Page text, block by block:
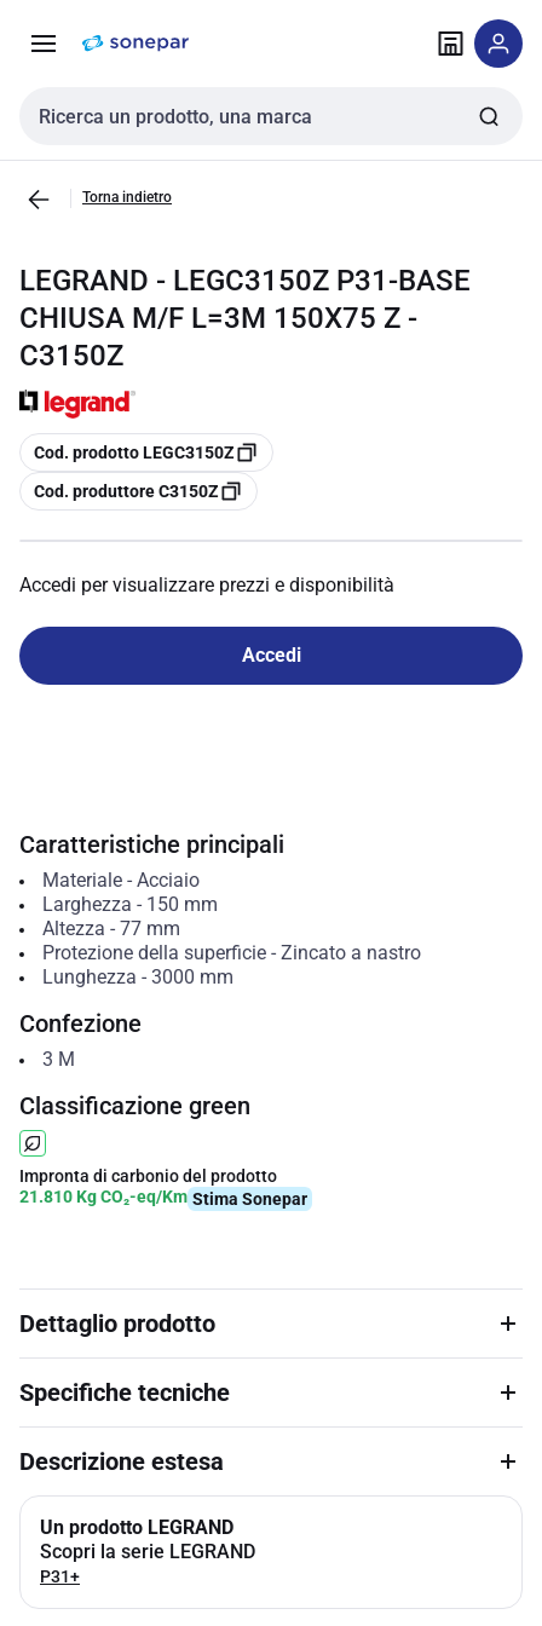
navigazione alla
Cerca input
Torna indietro
LEGRAND - LEGC3150Z P31-BASE
CHIUSA M/F L=3M 150X75 Z -
C3150Z
copia
Cod. prodotto LEGC3150Z
copia
Cod. produttore C3150Z
Accedi per visualizzare prezzi e disponibilità
Accedi
Caratteristiche principali
Materiale- Acciaio
Larghezza - 150 mm
Altezza - 77 mm
Protezione della superficie- Zincato a nastro
Lunghezza - 3000 mm
Confezione
3 M
Classificazione green
Impronta di carbonio del prodotto
21.810 Kg CO₂-eq/Km Stima Sonepar
Dettaglio prodotto
Specifiche tecniche
Descrizione estesa
Un prodotto LEGRAND
Scopri la serie LEGRAND
P31+